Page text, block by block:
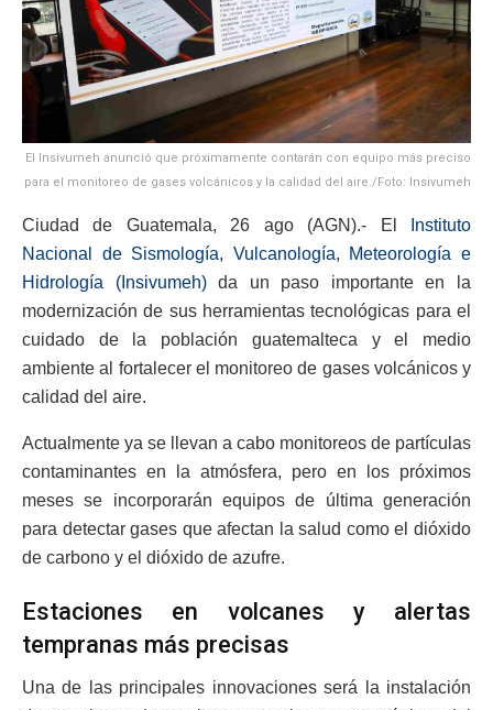
El Insivumeh anunció que próximamente contarán con equipo más preciso
para el monitoreo de gases volcánicos y la calidad del aire./Foto: Insivumeh
Ciudad de Guatemala, 26 ago (AGN).- El
Instituto
Nacional de Sismología, Vulcanología, Meteorología e
Hidrología (Insivumeh)da un paso importante en la
modernización de sus herramientas tecnológicas para el
cuidado de la población guatemalteca y el medio
ambiente al fortalecer el monitoreo de gases volcánicos y
calidad del aire.
Actualmente ya se llevan a cabo monitoreos de partículas
contaminantes en la atmósfera, pero en los próximos
meses se incorporarán equipos de última generación
para detectar gases que afectan la salud como el dióxido
de carbono y el dióxido de azufre.
Estaciones en volcanes y alertas
tempranas más precisas
Una de las principales innovaciones será la instalación